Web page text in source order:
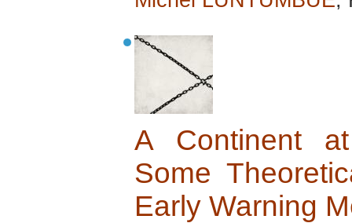
A Continent
Some
Early Warning